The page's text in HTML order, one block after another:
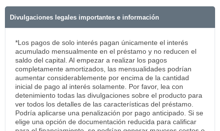
Divulgaciones legales importantes e información
*Los pagos de solo interés pagan únicamente el interés
acumulado mensualmente en el préstamo y no reducen el
saldo del capital. Al empezar a realizar los pagos
completamente amortizados, las mensualidades podrían
aumentar considerablemente por encima de la cantidad
inicial de pago al interés solamente. Por favor, lea con
detenimiento todas las divulgaciones sobre el producto para
ver todos los detalles de las características del préstamo.
Podría aplicarse una penalización por pago anticipado. Si se
elige una opción de documentación reducida para calificar